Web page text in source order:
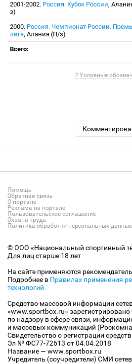
2001-2002. Россия. Кубок России,
з)
2000. Россия. Чемпионат России.
лига, Алания (П/з)
Всего:
? Условные
Помощь
Обратная связь
О портале
Реклама на портале
Пользовательское соглашение
Охрана труда
Политика обработки персональных данных
© ООО «Национальный спортивный
Для лиц старше 18 лет
На сайте применяются
Подробнее в Правилах применения
технологий
Средство массовой информации
«www.sportbox.ru»
по надзору в сфере связи,
и массовых коммуникаций
Свидетельство о регистрации
Эл № ФС77-72613 от 04.04.2018
Название — www.sportbox.ru
Учредитель (соучредители) СМИ